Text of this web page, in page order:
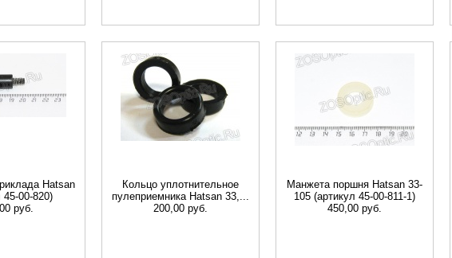
Hatsan
45-00-820)
руб.
Кольцо уплотнительное
пулеприемника Hatsan 33,...
200,00 руб.
Манжета поршня Hatsan 33-
105 (артикул 45-00-811-1)
450,00 руб.